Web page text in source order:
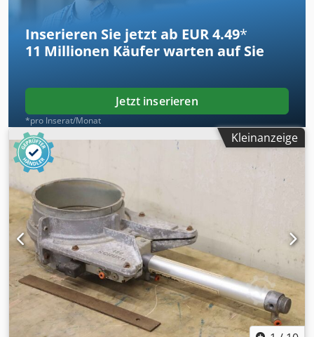
Inserieren Sie jetzt ab EUR 4.49*
11 Millionen Käufer warten auf Sie
Jetzt inserieren
*pro Inserat/Monat
Kleinanzeige